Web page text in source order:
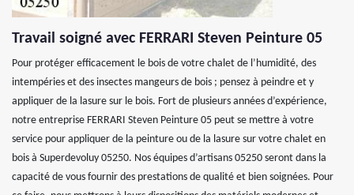
Travail soigné avec FERRARI Steven Peinture 05
Pour protéger efficacement le bois de votre chalet de l’humidité, des
intempéries et des insectes mangeurs de bois ; pensez à peindre et y
appliquer de la lasure sur le bois. Fort de plusieurs années d’expérience,
notre entreprise FERRARI Steven Peinture 05 peut se mettre à votre
service pour appliquer de la peinture ou de la lasure sur votre chalet en
bois à Superdevoluy 05250. Nos équipes d’artisans 05250 seront dans la
capacité de vous fournir des prestations de qualité et bien soignées. Pour